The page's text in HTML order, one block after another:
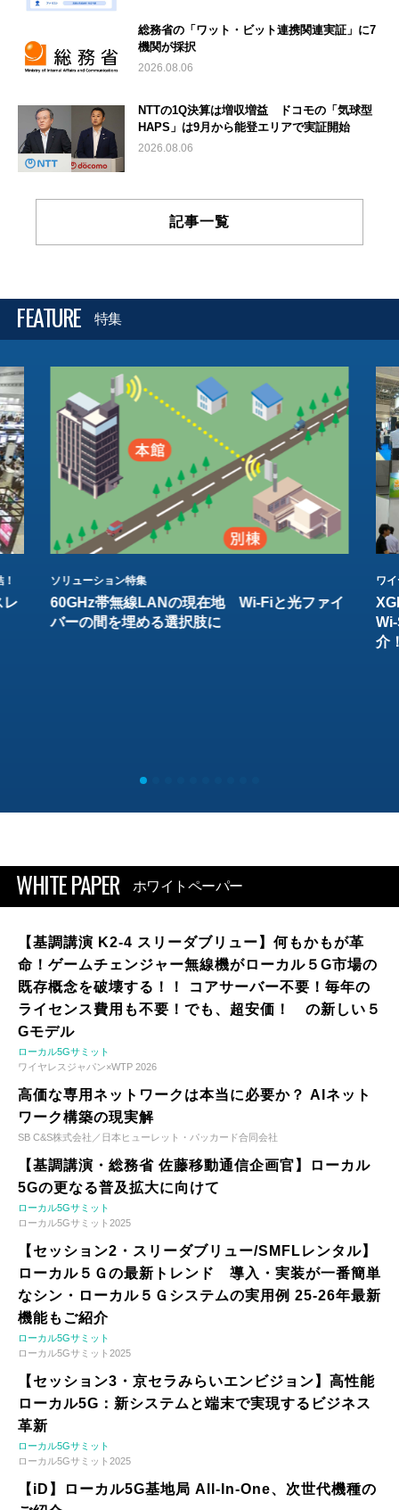
総務省の「ワット・ビット連携関連実証」に7
機関が採択
2026.08.06
NTTの1Q決算は増収増益 ドコモの「気球型
HAPS」は9月から能登エリアで実証開始
2026.08.06
記事一覧
FEATURE 特集
レ
ソリューション特集
60GHz帯無線LANの現在地 Wi-Fiと光ファイ
バーの間を埋める選択肢に
ワ
介
WHITE PAPER ホワイトペーパー
【基調講演 K2-4 スリーダブリュー】何もかもが革
命！ゲームチェンジャー無線機がローカル５G市場の
既存概念を破壊する！！ コアサーバー不要！毎年の
ライセンス費用も不要！でも、超安価！ の新しい５
Gモデル
ローカル5Gサミット
ワイヤレスジャパン×WTP 2026
高価な専用ネットワークは本当に必要か？ AIネット
ワーク構築の現実解
SB C&S株式会社／日本ヒューレット・パッカード合同会社
【基調講演・総務省 佐藤移動通信企画官】ローカル
5Gの更なる普及拡大に向けて
ローカル5Gサミット
ローカル5Gサミット2025
【セッション2・スリーダブリュー/SMFLレンタル】
ローカル５Ｇの最新トレンド 導入・実装が一番簡単
なシン・ローカル５Ｇシステムの実用例 25-26年最新
機能もご紹介
ローカル5Gサミット
ローカル5Gサミット2025
【セッション3・京セラみらいエンビジョン】高性能
ローカル5G：新システムと端末で実現するビジネス
革新
ローカル5Gサミット
ローカル5Gサミット2025
【iD】ローカル5G基地局 All-In-One、次世代機種の